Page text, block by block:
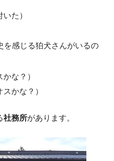
た）
を感じる狛犬さんがいるの
な？）
かな？）
社務所があります。